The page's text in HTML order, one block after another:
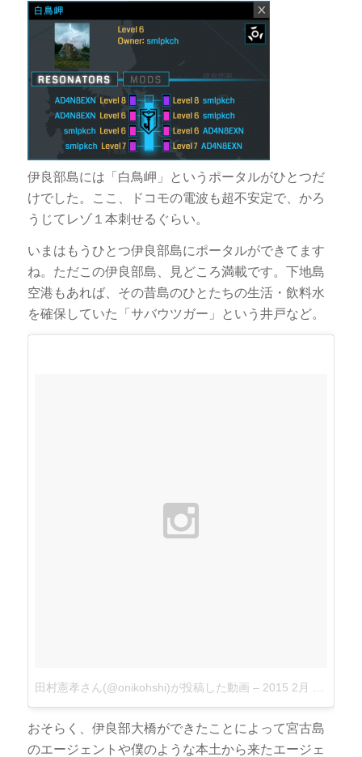
伊良部島には「白鳥岬」というポータルがひとつだ
けでした。ここ、ドコモの電波も超不安定で、かろ
うじてレゾ１本刺せるぐらい。
いまはもうひとつ伊良部島にポータルができてます
ね。ただこの伊良部島、見どころ満載です。下地島
空港もあれば、その昔島のひとたちの生活・飲料水
を確保していた「サバウツガー」という井戸など。
田村憲孝さん(@onikohshi)が投稿した動画 – 2015 2月 21 10:57午後 PST
おそらく、伊良部大橋ができたことによって宮古島
のエージェントや僕のような本土から来たエージェ